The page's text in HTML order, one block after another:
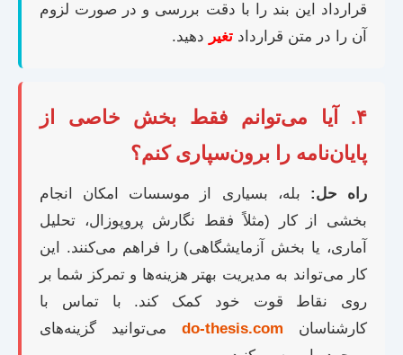
قرارداد این بند را با دقت بررسی و در صورت لزوم
آن را در متن قرارداد تغیر دهید.
۴. آیا می‌توانم فقط بخش خاصی از
پایان‌نامه را برون‌سپاری کنم؟
راه حل: بله، بسیاری از موسسات امکان انجام
بخشی از کار (مثلاً فقط نگارش پروپوزال، تحلیل
آماری، یا بخش آزمایشگاهی) را فراهم می‌کنند. این
کار می‌تواند به مدیریت بهتر هزینه‌ها و تمرکز شما بر
روی نقاط قوت خود کمک کند. با تماس با
کارشناسان do-thesis.com می‌توانید گزینه‌های